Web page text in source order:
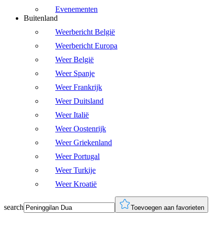
Evenementen
Buitenland
Weerbericht België
Weerbericht Europa
Weer België
Weer Spanje
Weer Frankrijk
Weer Duitsland
Weer Italië
Weer Oostenrijk
Weer Griekenland
Weer Portugal
Weer Turkije
Weer Kroatië
search Toevoegen aan favorieten